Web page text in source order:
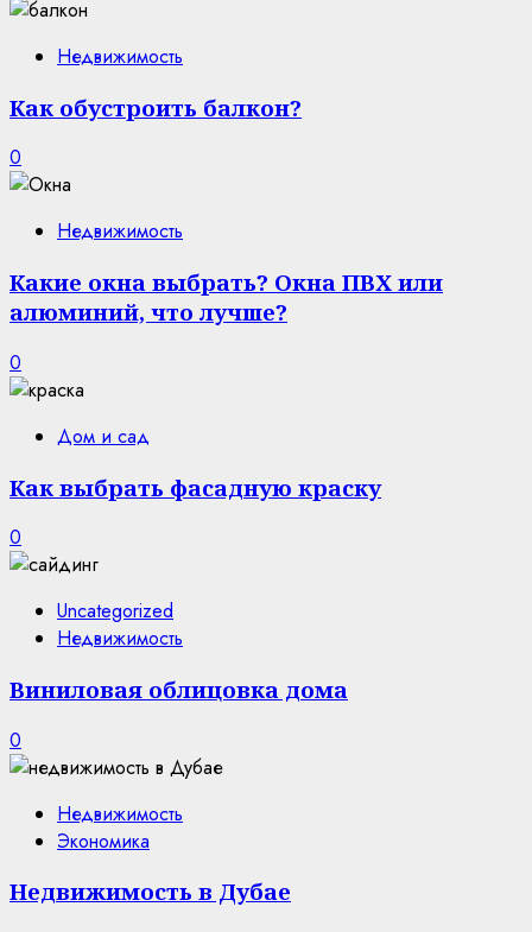
Недвижимость
Как обустроить балкон?
0
Недвижимость
Какие окна выбрать? Окна ПВХ или
алюминий, что лучше?
0
Дом и сад
Как выбрать фасадную краску
0
Uncategorized
Недвижимость
Виниловая облицовка дома
0
Недвижимость
Экономика
Недвижимость в Дубае